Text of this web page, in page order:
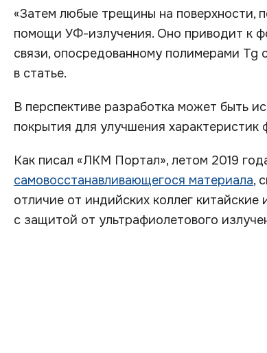
«Затем любые трещины на поверхности,
помощи УФ-излучения. Оно приводит к
связи, опосредованному полимерами Tg
в статье.
В перспективе разработка может быть
покрытия для улучшения характеристик
Как писал «ЛКМ Портал», летом 2019
самовосстанавливающегося материала,
отличие от индийских коллег
с защитой от ультрафиолетового